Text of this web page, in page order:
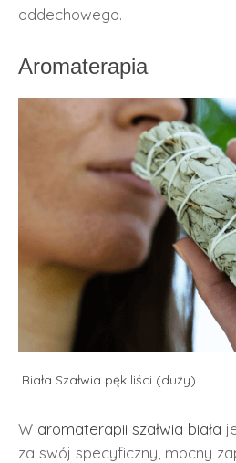
oddechowego.
Aromaterapia
Biała Szałwia pęk liści (duży)
W aromaterapii szałwia biała
za swój specyficzny, mocny